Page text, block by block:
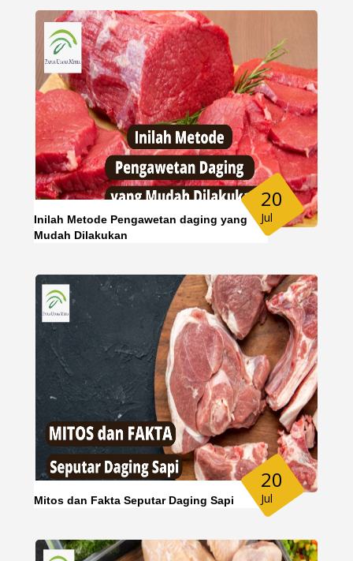
Inilah Metode Pengawetan daging yang
Mudah Dilakukan
20
Jul
Mitos dan Fakta Seputar Daging Sapi
20
Jul